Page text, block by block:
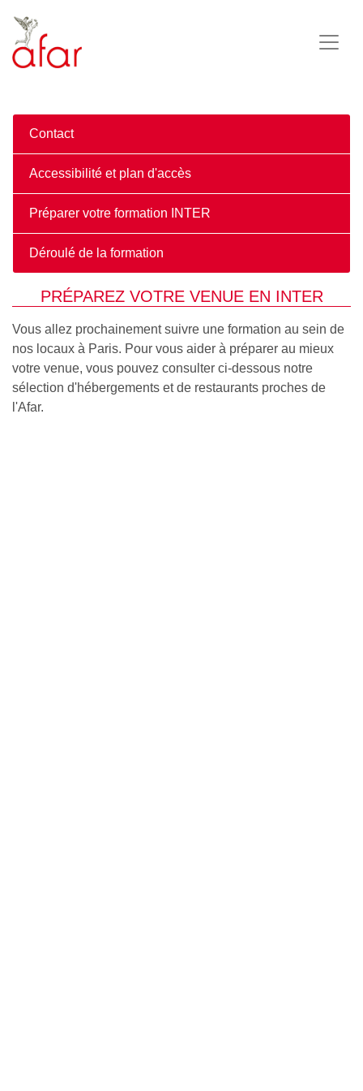
Contact
Accessibilité et plan d'accès
Préparer votre formation INTER
Déroulé de la formation
PRÉPAREZ VOTRE VENUE EN INTER
Vous allez prochainement suivre une formation au sein de
nos locaux à Paris. Pour vous aider à préparer au mieux
votre venue, vous pouvez consulter ci-dessous notre
sélection d'hébergements et de restaurants proches de
l'Afar.